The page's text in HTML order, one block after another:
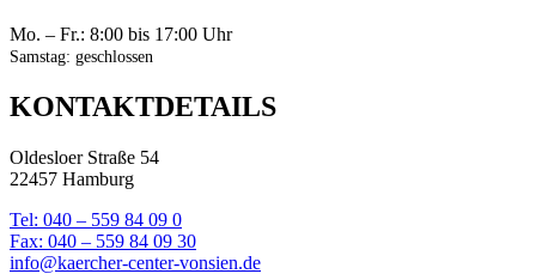
Mo. – Fr.: 8:00 bis 17:00 Uhr
Samstag: geschlossen
KONTAKTDETAILS
Oldesloer Straße 54
22457 Hamburg
Tel: 040 – 559 84 09 0
Fax: 040 – 559 84 09 30
info@kaercher-center-vonsien.de